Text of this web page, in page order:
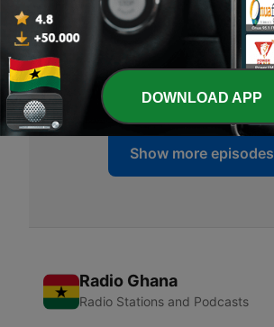
4 Pertanyaan Jebakan HRD
19 Feb 2021
3 - Mental Kamu Lemah
14 Feb 2021
Show more episodes
Radio Ghana
Radio Stations and Podcasts
DOWNLOAD APP